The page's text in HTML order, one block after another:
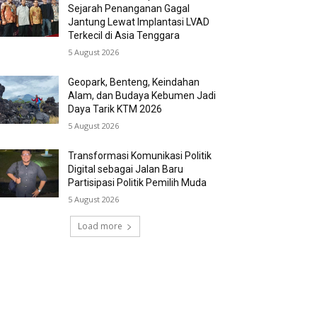
Sejarah Penanganan Gagal
Jantung Lewat Implantasi LVAD
Terkecil di Asia Tenggara
5 August 2026
Geopark, Benteng, Keindahan
Alam, dan Budaya Kebumen Jadi
Daya Tarik KTM 2026
5 August 2026
Transformasi Komunikasi Politik
Digital sebagai Jalan Baru
Partisipasi Politik Pemilih Muda
5 August 2026
Load more